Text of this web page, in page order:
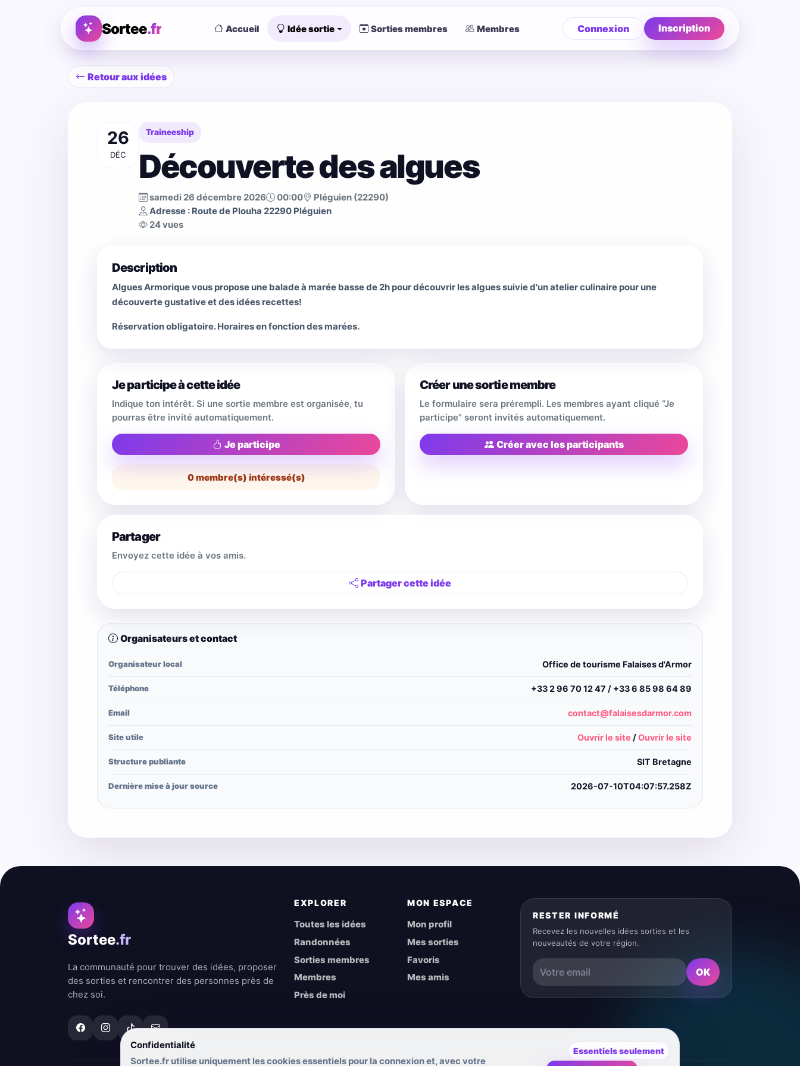
Sortee.fr Connexion Inscription
Accueil Idée sortie Sorties membres Membres
Retour aux idées
26
DÉC
Traineeship
Découverte des algues
samedi 26 décembre 2026 00:00
Pléguien (22290)
Adresse : Route de Plouha 22290 Pléguien
24 vues
Description
Algues Armorique vous propose une balade à marée basse de 2h pour découvrir les algues suivie d'un atelier culinaire pour une
découverte gustative et des idées recettes!
Réservation obligatoire. Horaires en fonction des marées.
Je participe à cette idée
Indique ton intérêt. Si une sortie membre est organisée, tu
pourras être invité automatiquement.
Je participe
0membre(s) intéressé(s)
Créer une sortie membre
Le formulaire sera prérempli. Les membres ayant cliqué “Je
participe” seront invités automatiquement.
Créer avec les participants
Partager
Envoyez cette idée à vos amis.
Partager cette idée
Organisateurs et contact
Organisateur local Office de tourisme Falaises d'Armor
Téléphone +33 2 96 70 12 47 / +33 6 85 98 64 89
Email contact@falaisesdarmor.com
Site utile Ouvrir le site /Ouvrir le site
Structure publiante SIT Bretagne
Dernière mise à jour source 2026-07-10T04:07:57.258Z
Sortee.fr
La communauté pour trouver des idées, proposer
des sorties et rencontrer des personnes près de
chez soi.
EXPLORER
Toutes les idées
Randonnées
Sorties membres
Membres
Près de moi
MON ESPACE
Mon profil
Mes sorties
Favoris
Mes amis
RESTER INFORMÉ
Recevez les nouvelles idées sorties et les
nouveautés de votre région.
OK
Confidentialité
Sortee.fr utilise uniquement les cookies essentiels pour la connexion et, avec votre
Essentiels seulement